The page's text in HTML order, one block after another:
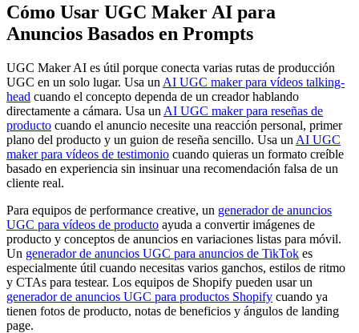
Cómo Usar UGC Maker AI para
Anuncios Basados en Prompts
UGC Maker AI es útil porque conecta varias rutas de producción
UGC en un solo lugar. Usa un AI UGC maker para vídeos talking-
head cuando el concepto dependa de un creador hablando
directamente a cámara. Usa un AI UGC maker para reseñas de
producto cuando el anuncio necesite una reacción personal, primer
plano del producto y un guion de reseña sencillo. Usa un AI UGC
maker para vídeos de testimonio cuando quieras un formato creíble
basado en experiencia sin insinuar una recomendación falsa de un
cliente real.
Para equipos de performance creative, un generador de anuncios
UGC para vídeos de producto ayuda a convertir imágenes de
producto y conceptos de anuncios en variaciones listas para móvil.
Un generador de anuncios UGC para anuncios de TikTok es
especialmente útil cuando necesitas varios ganchos, estilos de ritmo
y CTAs para testear. Los equipos de Shopify pueden usar un
generador de anuncios UGC para productos Shopify cuando ya
tienen fotos de producto, notas de beneficios y ángulos de landing
page.